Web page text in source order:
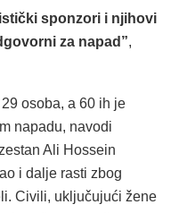
sponzori i njihovi
za napad”,
osoba, a 60 ih je
napadu, navodi
Ali Hossein
i dalje rasti zbog
Civili, uključujući žene